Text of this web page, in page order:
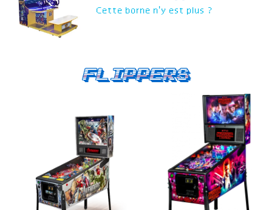
Cette borne n'y est plus ?
Flippers